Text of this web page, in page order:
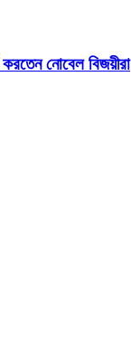
নোবেল বিজয়ীরা